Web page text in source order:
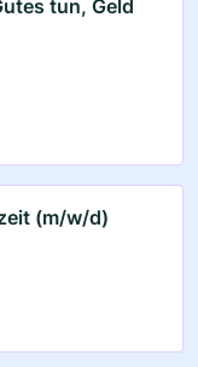
tun, Geld
(m/w/d)